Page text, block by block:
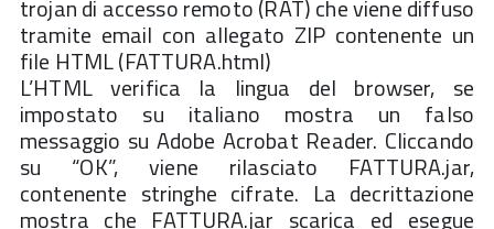
trojan di accesso remoto (RAT) che viene diffuso
tramite email con allegato ZIP contenente un
file HTML (FATTURA.html)
L’HTML verifica la lingua del browser, se
impostato su italiano mostra un falso
messaggio su Adobe Acrobat Reader. Cliccando
su “OK”, viene rilasciato FATTURA.jar,
contenente stringhe cifrate. La decrittazione
mostra che FATTURA.jar scarica ed esegue